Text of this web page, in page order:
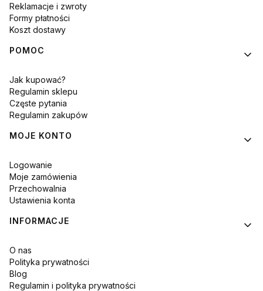
Reklamacje i zwroty
Formy płatności
Koszt dostawy
POMOC
Jak kupować?
Regulamin sklepu
Częste pytania
Regulamin zakupów
MOJE KONTO
Logowanie
Moje zamówienia
Przechowalnia
Ustawienia konta
INFORMACJE
O nas
Polityka prywatności
Blog
Regulamin i polityka prywatności